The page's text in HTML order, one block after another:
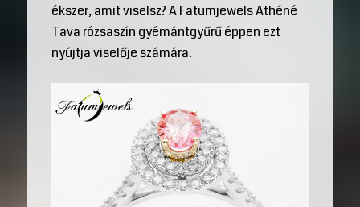
ékszer, amit viselsz? A Fatumjewels Athéné
Tava rózsaszín gyémántgyűrű éppen ezt
nyújtja viselője számára.